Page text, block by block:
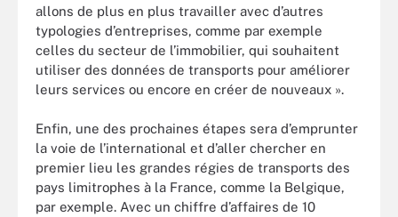
allons de plus en plus travailler avec d’autres
typologies d’entreprises, comme par exemple
celles du secteur de l’immobilier, qui souhaitent
utiliser des données de transports pour améliorer
leurs services ou encore en créer de nouveaux ».
Enfin, une des prochaines étapes sera d’emprunter
la voie de l’international et d’aller chercher en
premier lieu les grandes régies de transports des
pays limitrophes à la France, comme la Belgique,
par exemple. Avec un chiffre d’affaires de 10